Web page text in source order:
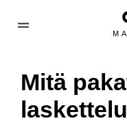
Mitä pakata mukaan